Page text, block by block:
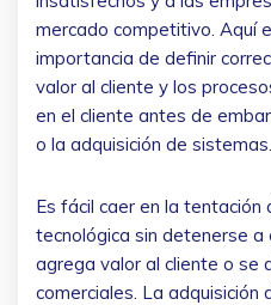
mercado competitivo. Aquí
importancia de definir
valor al cliente y los
en el cliente antes de
o la adquisición de sistemas.
Es fácil caer en la tentación
tecnológica sin detenerse a
agrega valor al cliente o se
comerciales. La